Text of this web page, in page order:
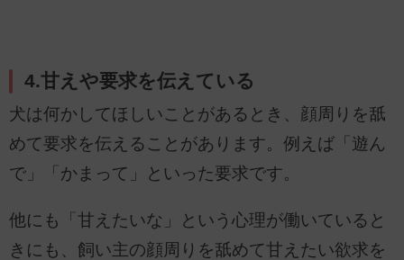
4.甘えや要求を伝えている
犬は何かしてほしいことがあるとき、顔周りを舐
めて要求を伝えることがあります。例えば「遊ん
で」「かまって」といった要求です。
他にも「甘えたいな」という心理が働いていると
きにも、飼い主の顔周りを舐めて甘えたい欲求を